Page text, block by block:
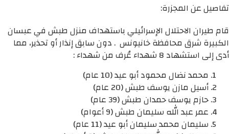
تفاصيل عن المجزرة:
قام طيران الاحتلال الإسرائيلي باستهداف منزل طبش في عبسان
الكبيرة شرق محافظة خانيونس . دون سابق إنذار أو تحذير، مما
أدى إلى استشهاد 8 شهداء عُرف من شهداء :
محمد نضال محمود أبو عيد (10 عام)
أسيل مازن يوسف طبش (20 عام)
حازم يوسف حمدان طبش (39 عام)
عمر عبد الله سليمان طبش (9 أعوام)
سليمان محمد سليمان أبو عيد (11 عام)